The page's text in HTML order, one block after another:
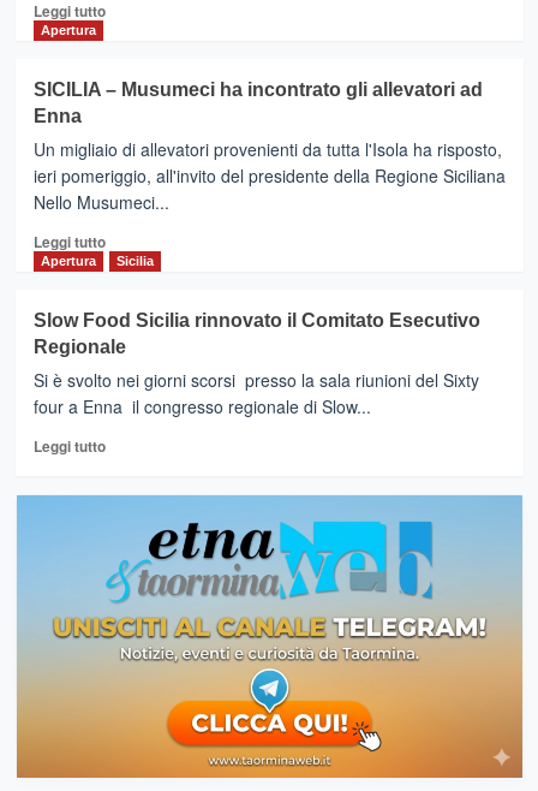
processioni
identitari.
fede
e
tradizioni
Leggi tuttoLeggi
Sicilia
nuovi
“recruiting
days”
di
Emirates,la
compagnia
a
Messina
marzo)
ed
Enna
Apertura
SICILIA – Musumeci ha incontrato gli allevatori ad
Enna
Un migliaio di allevatori provenienti da tutta l'Isola ha risposto,
ieri pomeriggio, all'invito del presidente della Regione Siciliana
Nello Musumeci...
Leggi tuttoLeggi
SICILIA
–
Musumeci
incontrato
gli
Apertura Sicilia
Slow Food Sicilia rinnovato il Comitato Esecutivo
Regionale
Si è svolto nei giorni scorsi presso la sala riunioni del Sixty
four a Enna il congresso regionale di Slow...
Leggi tuttoLeggi
Food
Sicilia
rinnovato
il
Comitato